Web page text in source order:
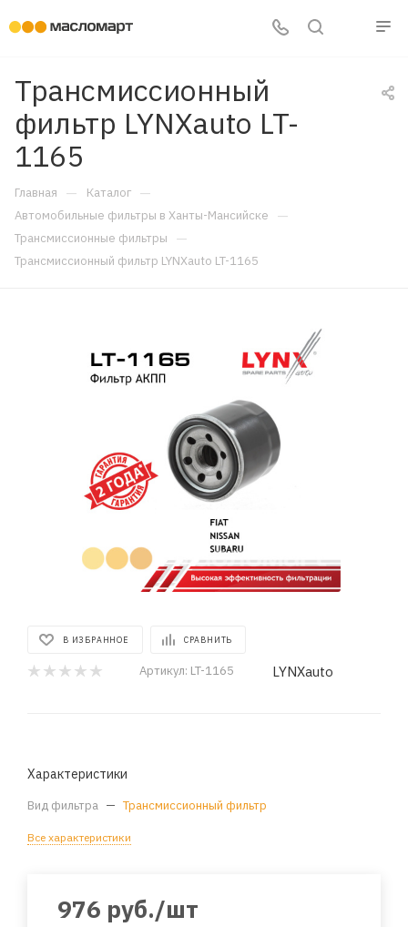
Трансмиссионный
фильтр LYNXauto LT-
1165
Главная — Каталог —
Автомобильные фильтры в Ханты-Мансийске —
Трансмиссионные фильтры —
Трансмиссионный фильтр LYNXauto LT-1165
В ИЗБРАННОЕ СРАВНИТЬ
Артикул: LT-1165 LYNXauto
Характеристики
Вид фильтра — Трансмиссионный фильтр
Все характеристики
976 руб./шт